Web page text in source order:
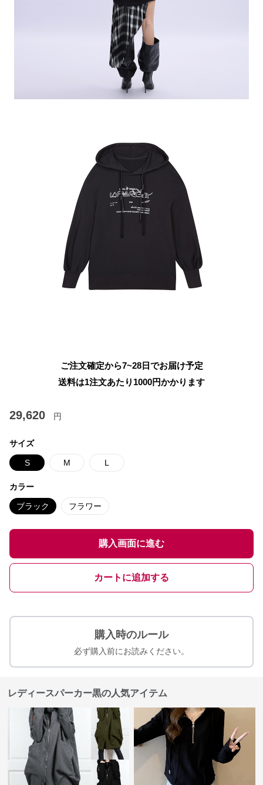
ご注文確定から7~28日でお届け予定
送料は1注文あたり 1000円かかります
29,620 円
サイズ
S M L
カラー
ブラック フラワー
購入画面に進む
カートに追加する
購入時のルール
必ず購入前にお読みください。
レディースパーカー黒の人気アイテム